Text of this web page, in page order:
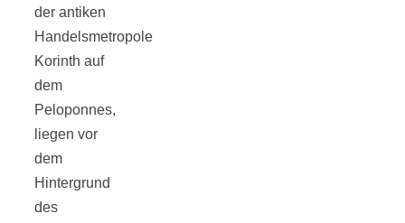
der antiken
Handelsmetropole
Korinth auf
dem
Peloponnes,
liegen vor
dem
Hintergrund
des